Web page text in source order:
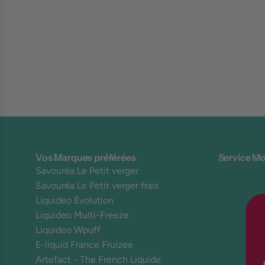
Vos Marques préférées
Savouréa Le Petit verger
Savouréa Le Petit verger frais
Liquideo Évolution
Liquideo Multi-Freeze
Liquideo Wpuff
E-liquid France Fruizee
Artefact - The French Liquide
Service